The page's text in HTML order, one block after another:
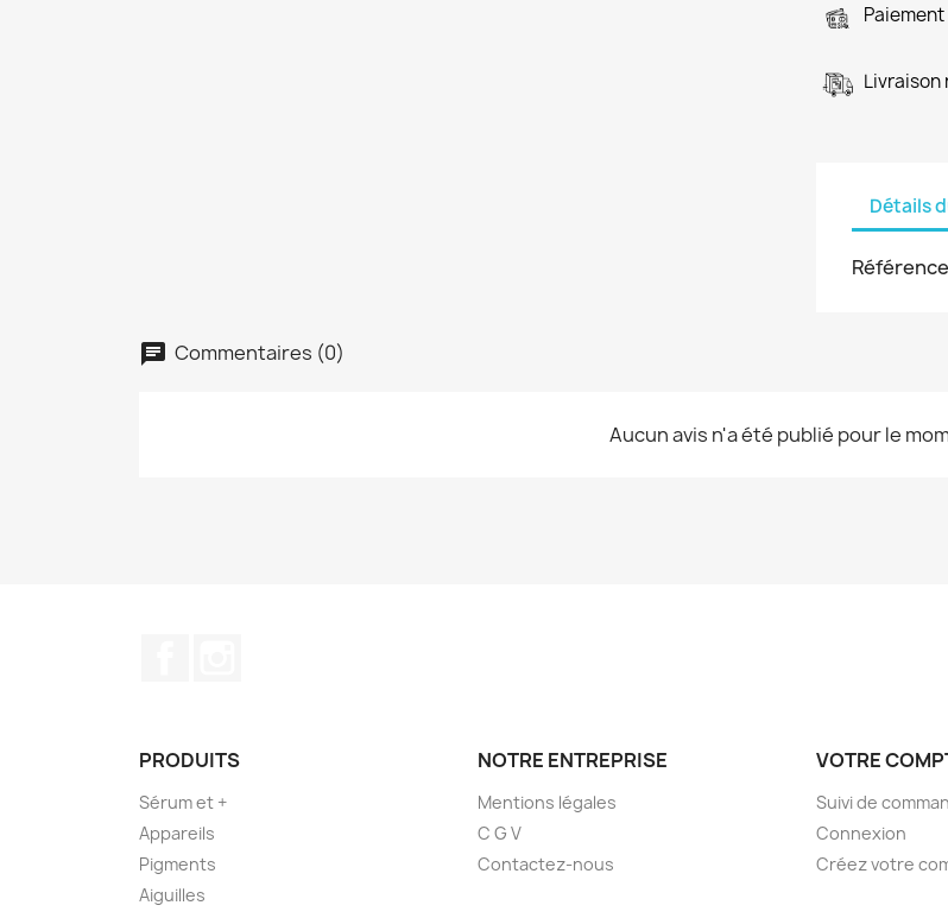
Livraison
Détails
Référence
Commentaires (0)
Aucun avis n'a été publié pour le
PRODUITS
Sérum et +
Appareils
Pigments
Aiguilles
NOTRE ENTREPRISE
Mentions légales
C G V
Contactez-nous
VOTRE
Suivi de
Connexion
Créez votre